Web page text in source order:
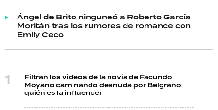
Ángel de Brito ninguneó a Roberto García
Moritán tras los rumores de romance con
Emily Ceco
Filtran los videos de la novia de Facundo
Moyano caminando desnuda por Belgrano:
quién es la influencer